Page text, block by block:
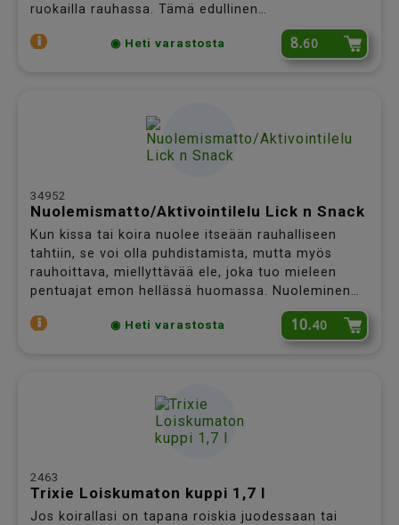
ruokailla rauhassa. Tämä edullinen
ahmimisenestokuppi sopii jatkuvaan käyttöön tai
väliaikaisesti, esim. toipilaalle. Tilavuus 1,5 l,
◉ Heti varastosta 8.60
34952
Nuolemismatto/Aktivointilelu Lick n Snack
Kun kissa tai koira nuolee itseään rauhalliseen
tahtiin, se voi olla puhdistamista, mutta myös
rauhoittava, miellyttävää ele, joka tuo mieleen
pentuajat emon hellässä huomassa. Nuoleminen
rauhoittaa lemmikkiä ja helppokäyttöinen
herkkumatto tarjoaakin sekä rauhoittamista, että
◉ Heti varastosta 10.40
2463
Trixie Loiskumaton kuppi 1,7 l
Jos koirallasi on tapana roiskia juodessaan tai